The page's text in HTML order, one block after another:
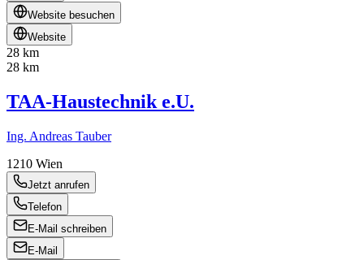
Website besuchen
Website
28 km
28 km
TAA-Haustechnik e.U.
Ing. Andreas Tauber
1210 Wien
Jetzt anrufen
Telefon
E-Mail schreiben
E-Mail